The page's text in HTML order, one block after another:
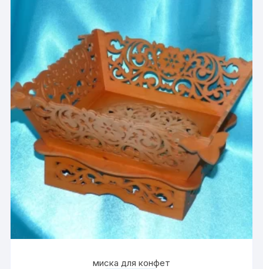
миска для конфет